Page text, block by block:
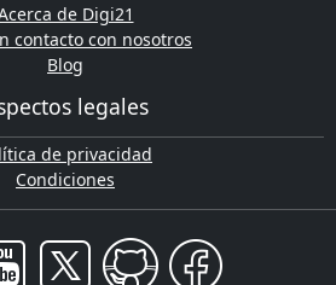
de Digi21
contacto con nosotros
Blog
legales
de privacidad
Condiciones